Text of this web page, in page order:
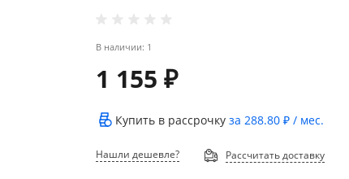
В наличии: 1
1 155 ₽
Купить в рассрочкуза288.80 ₽ / мес.
Нашли дешевле? Рассчитать доставку